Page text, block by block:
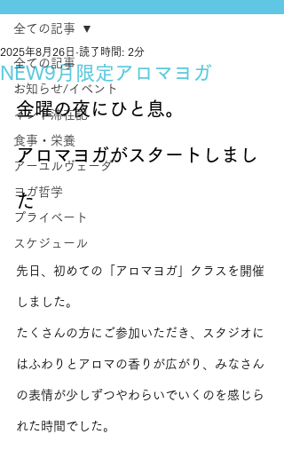
全ての記事
お知らせ/イベント
インド滞在記
食事・栄養
アーユルヴェーダ
ヨガ哲学
プライベート
スケジュール
全ての記事
NEW9月限定アロマヨガ
2025年8月26日 読了時間: 2分
金曜の夜にひと息。
アロマヨガがスタートしまし
た
先日、初めての「アロマヨガ」クラスを開催
しました。
たくさんの方にご参加いただき、スタジオに
はふわりとアロマの香りが広がり、みなさん
の表情が少しずつやわらいでいくのを感じら
れた時間でした。